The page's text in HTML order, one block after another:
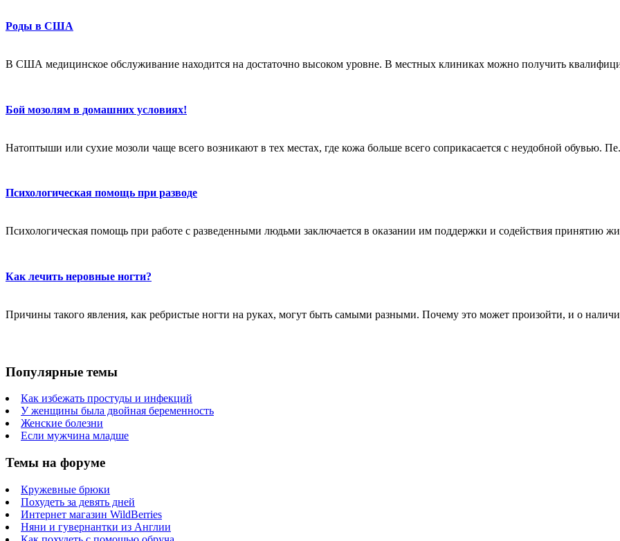
Роды в США
В США медицинское обслуживание находится на достаточно высоком уровне. В местных клиниках можно получить
Бой мозолям в домашних условиях!
Натоптыши или сухие мозоли чаще всего возникают в тех местах, где кожа больше всего соприкасается с неудобной обувью.
Психологическая помощь при разводе
Психологическая помощь при работе с разведенными людьми заключается в оказании им поддержки и содействия принятию
Как лечить неровные ногти?
Причины такого явления, как ребристые ногти на руках, могут быть самыми разными. Почему это может произойти, и о
Популярные темы
Как избежать простуды и инфекций
У женщины была двойная беременность
Женские болезни
Если мужчина младше
Темы на форуме
Кружевные брюки
Похудеть за девять дней
Интернет магазин WildBerries
Няни и гувернантки из Англии